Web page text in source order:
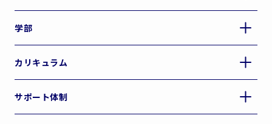
学部
カリキュラム
サポート体制